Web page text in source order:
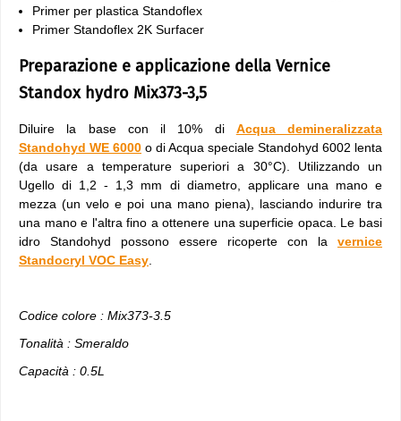
Primer per plastica Standoflex
Primer Standoflex 2K Surfacer
Preparazione e applicazione della Vernice
Standox hydro Mix373-3,5
Diluire la base con il 10% di Acqua demineralizzata
Standohyd WE 6000 o di Acqua speciale Standohyd 6002 lenta
(da usare a temperature superiori a 30°C). Utilizzando un
Ugello di 1,2 - 1,3 mm di diametro, applicare una mano e
mezza (un velo e poi una mano piena), lasciando indurire tra
una mano e l'altra fino a ottenere una superficie opaca. Le basi
idro Standohyd possono essere ricoperte con la vernice
Standocryl VOC Easy
Codice colore : Mix373-3.5
Tonalità : Smeraldo
Capacità : 0.5L